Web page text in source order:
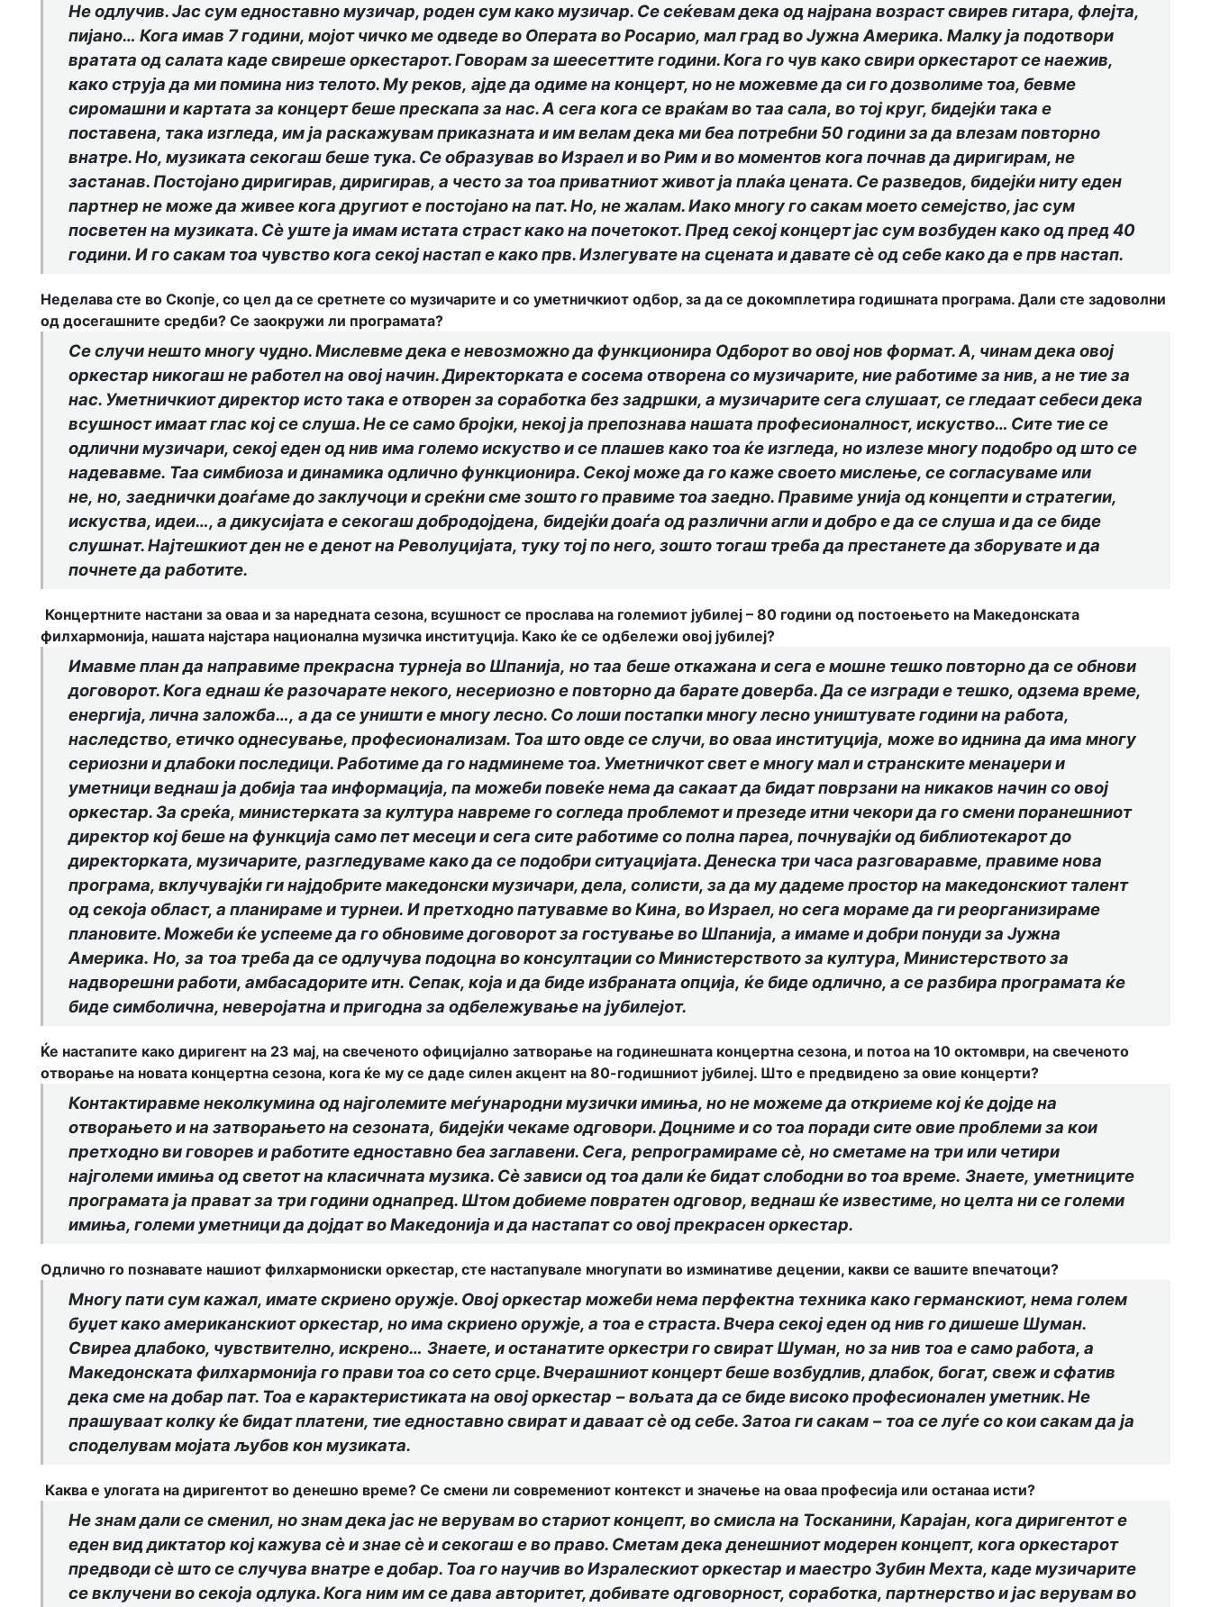
Не одлучив. Јас сум едноставно музичар, роден сум како музичар. Се сеќевам дека од најрана возраст свирев гитара, флејта,
пијано… Кога имав 7 години, мојот чичко ме одведе во Операта во Росарио, мал град во Јужна Америка. Малку ја подотвори
вратата од салата каде свиреше оркестарот. Говорам за шеесеттите години. Кога го чув како свири оркестарот се наежив,
како струја да ми помина низ телото. Му реков, ајде да одиме на концерт, но не можевме да си го дозволиме тоа, бевме
сиромашни и картата за концерт беше прескапа за нас. А сега кога се враќам во таа сала, во тој круг, бидејќи така е
поставена, така изгледа, им ја раскажувам приказната и им велам дека ми беа потребни 50 години за да влезамповторно
внатре. Но, музиката секогаш беше тука. Се образував во Израел и во Рим и во моментов кога почнав да диригирам, не
застанав. Постојано диригирав, диригирав, а често за тоа приватниот живот ја плаќа цената. Се разведов, бидејќи ниту еден
партнер не може да живее кога другиот е постојано на пат. Но, не жалам. Иако многу го сакам моето семејство, јас сум
посветен на музиката. Сѐ уште ја имам истата страст како на почетокот. Пред секој концерт јас сум возбуден како од пред 40
години. И го сакам тоа чувство кога секој настап е како прв. Излегувате на сцената и давате сѐ од себе како да е прв настап.
Неделава сте во Скопје, со цел да се сретнете со музичарите и со уметничкиот одбор, за да се докомплетира годишната програма. Дали сте задоволни
од досегашните средби? Се заокружи ли програмата?
Се случи нешто многу чудно. Мислевме дека еневозможно да функционира Одборотво овој нов формат. А, чинам дека овој
оркестар никогаш не работел на овој начин. Директорката е сосема отворена со музичарите, ние работиме за нив, а не тие за
нас. Уметничкиот директор исто така е отворен за соработка без задршки, а музичарите сега слушаат, се гледаат себеси дека
всушност имаат глас кој се слуша. Не се само бројки, некој ја препознава нашата професионалност, искуство… Сите тие се
одлични музичари, секој еден од нив има големо искуство и се плашев како тоа ќе изгледа, но излезе многу подобро од што се
надевавме. Таа симбиоза и динамика одлично функционира. Секој може да го каже своето мислење, се согласуваме или
не, но, заеднички доаѓаме до заклучоци и среќни сме зошто го правиме тоа заедно. Правиме унија од концепти и стратегии,
искуства, идеи…, адикусијата е секогаш добродојдена, бидејќи доаѓа од различни агли и добро е да се слуша и да се биде
слушнат. Најтешкиот ден не е денот на Револуцијата, туку тој по него, зошто тогаш треба да престанете да зборувате и да
почнете да работите.
Концертните настани за оваа и за наредната сезона, всушност се прослава на големиот јубилеј – 80 години од постоењето на Македонската
филхармонија, нашата најстара национална музичка институција. Како ќе се одбележи овој јубилеј?
Имавме план да направиме прекрасна турнеја во Шпанија, но таа бешеоткажана и сега е мошне тешко повторно да се обнови
договорот. Кога еднаш ќе разочарате некого, несериозно е повторно да барате доверба. Да се изгради е тешко, одзема време,
енергија, лична заложба…, а да се уништи е многу лесно. Со лоши постапки многу лесно уништувате години на работа,
наследство, етичко однесување, професионализам. Тоа што овде се случи, во оваа институција, може во иднина да има многу
сериозни и длабоки последици. Работиме да го надминеме тоа. Уметничкот свет е многу мал и странските менаџери и
уметници веднаш ја добија таа информација, па можеби повеќе нема да сакаат да бидат поврзани на никаков начин со овој
оркестар. За среќа, министерката за култура навреме го согледа проблемот и презеде итни чекори да го смени поранешниот
директор кој беше на функција само пет месеци и сега сите работиме со полна пареа, почнувајќи од библиотекарот до
директорката, музичарите, разгледуваме како да се подобри ситуацијата. Денеска три часа разговаравме, правиме нова
програма, вклучувајќи ги најдобрите македонски музичари, дела, солисти, за да му дадеме простор на македонскиот талент
од секоја област, а планираме и турнеи. И претходно патувавме во Кина, во Израел, но сега мораме да ги реорганизираме
плановите. Можеби ќе успееме да го обновиме договорот за гостување во Шпанија, а имаме и добри понуди за Јужна
Америка. Но, за тоа треба да се одлучува подоцна во консултации со Министерството за култура, Министерството за
надворешни работи, амбасадорите итн. Сепак, која и да биде избраната опција, ќе биде одлично, а се разбира програмата ќе
биде симболична, неверојатна и пригодна за одбележување на јубилејот.
Ќе настапите како диригент на 23 мај, на свеченото официјално затворање на годинешната концертна сезона, и потоа на 10 октомври, на свеченото
отворање на новата концертна сезона, кога ќе му се даде силен акцент на 80-годишниот јубилеј. Што е предвидено за овие концерти?
Контактиравме неколкумина од најголемите меѓународни музички имиња, но не можеме да откриеме кој ќе дојде на
отворањето и на затворањето на сезоната, бидејќи чекаме одговори. Доцниме и со тоа поради сите овие проблеми за кои
претходно ви говорев и работите едноставно беа заглавени. Сега, репрограмираме сѐ, но сметаме на три или четири
најголеми имиња од светот на класичната музика. Сѐ зависи од тоа дали ќе бидат слободни во тоа време. Знаете, уметниците
програмата ја прават за три години однапред. Штом добиеме повратен одговор, веднаш ќе известиме, но целта нисе големи
имиња, големи уметници да дојдат во Македонија ида настапат со овој прекрасен оркестар.
Одлично го познавате нашиот филхармониски оркестар, сте настапувале многупати во изминативе децении, какви се вашите впечатоци?
Многу пати сум кажал, имате скриено оружје. Овој оркестар можеби нема перфектна техника како германскиот, нема голем
буџет како американскиот оркестар, но има скриено оружје, а тоа е страста. Вчера секој еден од нив го дишеше Шуман.
Свиреа длабоко, чувствително, искрено… Знаете, и останатите оркестри го свират Шуман, но за нив тоа е само работа, а
Македонската филхармонија го прави тоа со сето срце. Вчерашниот концерт беше возбудлив, длабок, богат, свежи сфатив
дека сме на добар пат. Тоа е карактеристиката на овој оркестар – вољата да се биде високо професионален уметник. Не
прашуваат колку ќе бидат платени, тие едноставно свират и даваат сѐ од себе. Затоа ги сакам – тоа се луѓе со кои сакам да ја
споделувам мојата љубов кон музиката.
Каква е улогата на диригентот во денешно време? Се смени ли современиот контекст и значење на оваа професија или останаа исти?
Не знам дали се сменил, но знам дека јас не верувам во стариот концепт, во смисла на Тосканини, Карајан, кога диригентот е
еден вид диктатор кој кажува сѐ и знае сѐ и секогаш е во право. Сметам дека денешниот модерен концепт, кога оркестарот
предводи сѐ што се случува внатре е добар. Тоа го научив во Изралескиот оркестар и маестро Зубин Мехта, каде музичарите
се вклучени во секоја одлука. Кога ним им се дава авторитет, добивате одговорност, соработка, партнерство и јас верувам во